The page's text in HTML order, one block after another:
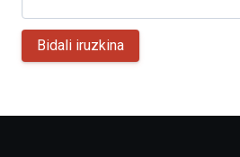
Bidali iruzkina